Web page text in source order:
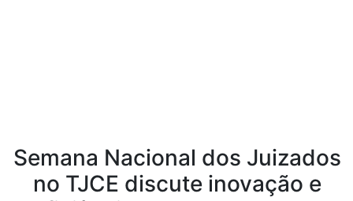
Semana Nacional dos Juizados
no TJCE discute inovação e